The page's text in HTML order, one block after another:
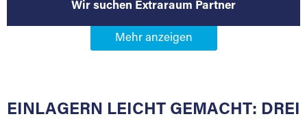
Wir suchen Extraraum Partner
Werden Sie Extraraum Partner in
Sie bieten Kunden Lagerraum zur Miete, der
EINLAGERN LEICHT GEMACHT: DREI